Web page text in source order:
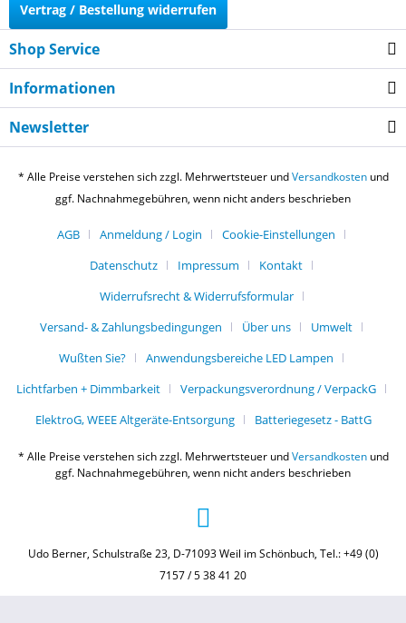
Vertrag / Bestellung widerrufen
Shop Service
Informationen
Newsletter
* Alle Preise verstehen sich zzgl. Mehrwertsteuer undVersandkostenund
ggf. Nachnahmegebühren, wenn nicht anders beschrieben
AGB Anmeldung / Login
Cookie-Einstellungen
Datenschutz
Impressum
Kontakt
Widerrufsrecht & Widerrufsformular
Versand- & Zahlungsbedingungen
Über uns
Umwelt
Wußten Sie?
Anwendungsbereiche LED Lampen
Lichtfarben + Dimmbarkeit
Verpackungsverordnung / VerpackG
ElektroG, WEEE Altgeräte-Entsorgung
Batteriegesetz - BattG
* Alle Preise verstehen sich zzgl. Mehrwertsteuer undVersandkostenund
ggf. Nachnahmegebühren, wenn nicht anders beschrieben
Udo Berner, Schulstraße 23, D-71093 Weil im Schönbuch, Tel.: +49 (0)
7157 / 5 38 41 20